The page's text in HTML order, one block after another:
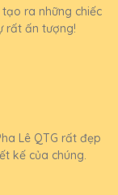
ra những chiếc
rất ấn tượng!
Lê QTG rất đẹp
kế của chúng.